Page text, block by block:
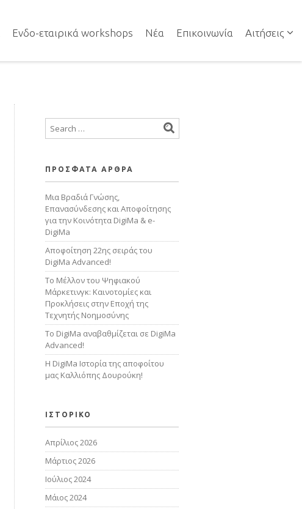
Ενδο-εταιρικά workshops Νέα Επικοινωνία Αιτήσεις
ΠΡΟΣΦΑΤΑ ΑΡΘΡΑ
Μια Βραδιά Γνώσης,
Επανασύνδεσης και Αποφοίτησης
για την Κοινότητα DigiMa & e-
DigiMa
Αποφοίτηση 22ης σειράς του
DigiMa Advanced!
Το Μέλλον του Ψηφιακού
Μάρκετινγκ: Καινοτομίες και
Προκλήσεις στην Εποχή της
Τεχνητής Νοημοσύνης
Tο DigiMa αναβαθμίζεται σε DigiMa
Advanced!
Η DigiMa Ιστορία της αποφοίτου
μας Καλλιόπης Δουρούκη!
ΙΣΤΟΡΙΚΟ
Απρίλιος 2026
Μάρτιος 2026
Ιούλιος 2024
Μάιος 2024